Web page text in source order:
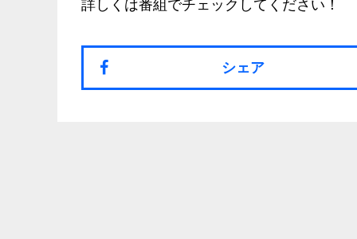
詳しくは番組でチェックしてください！
シェア